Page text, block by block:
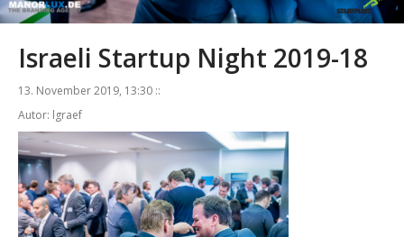
Israeli Startup Night 2019-18
13. November 2019, 13:30 ::
Autor: lgraef